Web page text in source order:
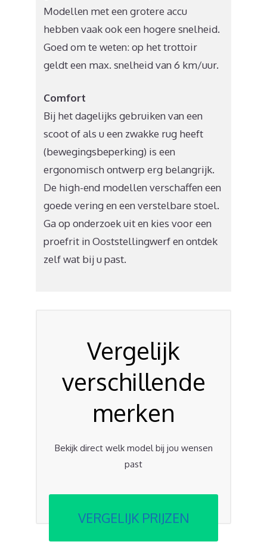
Modellen met een grotere accu
hebben vaak ook een hogere snelheid.
Goed om te weten: op het trottoir
geldt een max. snelheid van 6 km/uur.
Comfort
Bij het dagelijks gebruiken van een
scoot of als u een zwakke rug heeft
(bewegingsbeperking) is een
ergonomisch ontwerp erg belangrijk.
De high-end modellen verschaffen een
goede vering en een verstelbare stoel.
Ga op onderzoek uit en kies voor een
proefrit in Ooststellingwerf en ontdek
zelf wat bij u past.
Vergelijk
verschillende
merken
Bekijk direct welk model bij jou wensen
past
VERGELIJK PRIJZEN